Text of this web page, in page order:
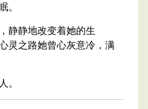
。
静静地改变着她的生
之路她曾心灰意冷，满
。